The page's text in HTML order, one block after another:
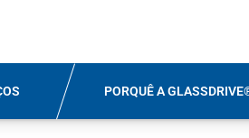
PORQUÊ A